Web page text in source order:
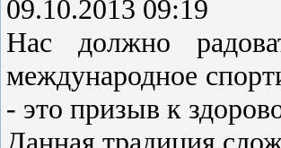
09.10.2013 09:19
Нас должно
международное
- это призыв к
Данная традиция